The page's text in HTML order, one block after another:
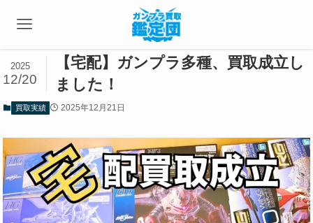
【宅配】ガンプラ多種、買取成立し
ました！
2025
12/20
買取実績 2025年12月21日